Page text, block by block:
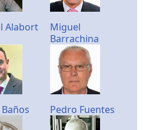
Alabort
Miguel
Barrachina
Pedro Fuentes